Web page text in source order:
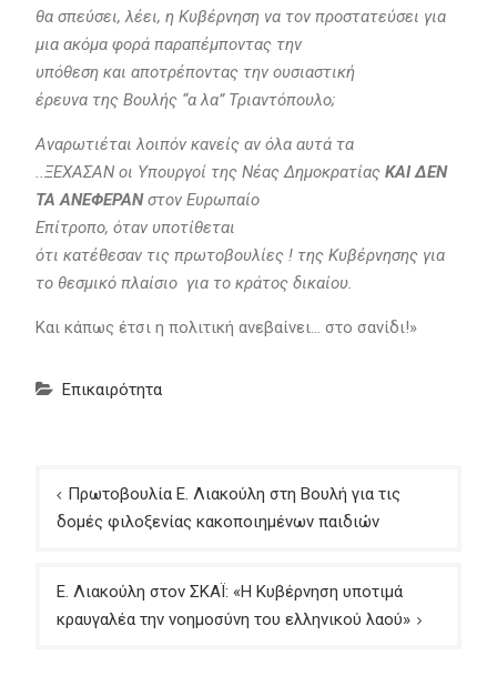
θα σπεύσει, λέει, η Κυβέρνηση να τον προστατεύσει για
μια ακόμα φορά παραπέμποντας την
υπόθεση και αποτρέποντας την ουσιαστική
έρευνα της Βουλής “α λα” Τριαντόπουλο;
Αναρωτιέται λοιπόν κανείς αν όλα αυτά τα
..ΞΕΧΑΣΑΝ οι Υπουργοί της Νέας Δημοκρατίας ΚΑΙ ΔΕΝ
ΤΑ ΑΝΕΦΕΡΑΝστον Ευρωπαίο
Επίτροπο, όταν υποτίθεται
ότι κατέθεσαν τις πρωτοβουλίες ! της Κυβέρνησης για
το θεσμικό πλαίσιο για το κράτος δικαίου.
Και κάπως έτσι η πολιτική ανεβαίνει… στο σανίδι!»
Επικαιρότητα
άρθρων
Πρωτοβουλία Ε. Λιακούλη στη Βουλή για τις
δομές φιλοξενίας κακοποιημένων παιδιών
Ε. Λιακούλη στον ΣΚΑΪ: «Η Κυβέρνηση υποτιμά
κραυγαλέα την νοημοσύνη του ελληνικού λαού»